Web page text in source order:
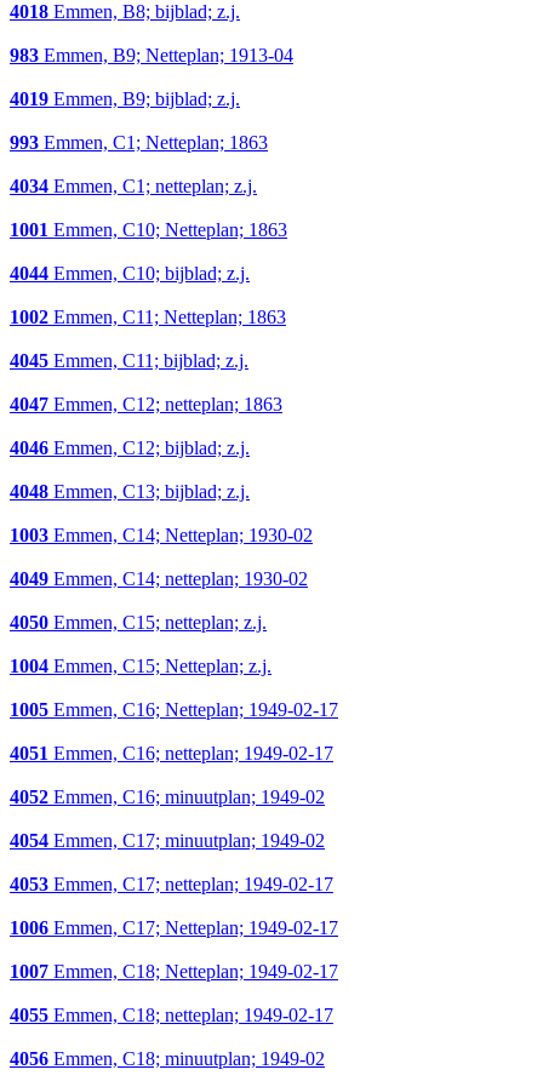
4018 Emmen, B8; bijblad; z.j.
983 Emmen, B9; Netteplan; 1913-04
4019 Emmen, B9; bijblad; z.j.
993 Emmen, C1; Netteplan; 1863
4034 Emmen, C1; netteplan; z.j.
1001 Emmen, C10; Netteplan; 1863
4044 Emmen, C10; bijblad; z.j.
1002 Emmen, C11; Netteplan; 1863
4045 Emmen, C11; bijblad; z.j.
4047 Emmen, C12; netteplan; 1863
4046 Emmen, C12; bijblad; z.j.
4048 Emmen, C13; bijblad; z.j.
1003 Emmen, C14; Netteplan; 1930-02
4049 Emmen, C14; netteplan; 1930-02
4050 Emmen, C15; netteplan; z.j.
1004 Emmen, C15; Netteplan; z.j.
1005 Emmen, C16; Netteplan; 1949-02-17
4051 Emmen, C16; netteplan; 1949-02-17
4052 Emmen, C16; minuutplan; 1949-02
4054 Emmen, C17; minuutplan; 1949-02
4053 Emmen, C17; netteplan; 1949-02-17
1006 Emmen, C17; Netteplan; 1949-02-17
1007 Emmen, C18; Netteplan; 1949-02-17
4055 Emmen, C18; netteplan; 1949-02-17
4056 Emmen, C18; minuutplan; 1949-02